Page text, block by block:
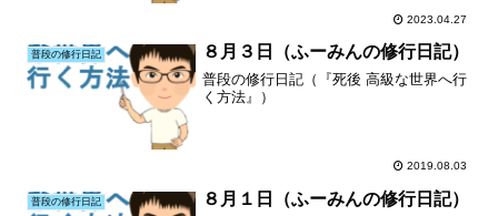
なかったり(T^T)大阪支部のブログも宜し
くお願いします(´・人・`)特にランキン...
2023.04.27
普段の修行日記 ８月３日（ふーみんの修行日記）
普段の修行日記（『死後 高級な世界へ行
く方法』）
2019.08.03
普段の修行日記 ８月１日（ふーみんの修行日記）